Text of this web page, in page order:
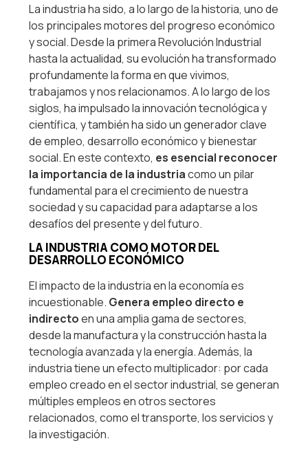
La industria ha sido, a lo largo de la historia, uno de
los principales motores del progreso económico
y social. Desde la primera Revolución Industrial
hasta la actualidad, su evolución ha transformado
profundamente la forma en que vivimos,
trabajamos y nos relacionamos. A lo largo de los
siglos, ha impulsado la innovación tecnológica y
científica, y también ha sido un generador clave
de empleo, desarrollo económico y bienestar
social. En este contexto, es esencial reconocer
la importancia de la industriacomo un pilar
fundamental para el crecimiento de nuestra
sociedad y su capacidad para adaptarse a los
desafíos del presente y del futuro.
LA INDUSTRIA COMO MOTOR DEL
DESARROLLO ECONÓMICO
El impacto de la industria en la economía es
incuestionable. Genera empleo directo e
indirectoen una amplia gama de sectores,
desde la manufactura y la construcción hasta la
tecnología avanzada y la energía. Además, la
industria tiene un efecto multiplicador: por cada
empleo creado en el sector industrial, se generan
múltiples empleos en otros sectores
relacionados, como el transporte, los servicios y
la investigación.